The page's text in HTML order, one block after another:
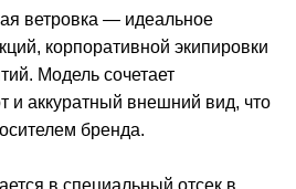
ветровка — идеальное
корпоративной экипировки
Модель сочетает
и аккуратный внешний вид, что
бренда.
в специальный отсек в